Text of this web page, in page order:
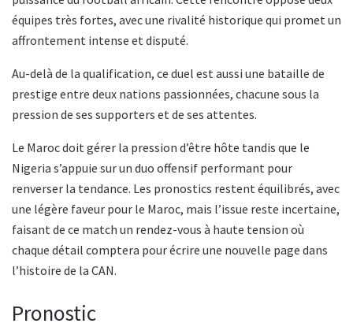
équipes très fortes, avec une rivalité historique qui promet un
affrontement intense et disputé.
Au-delà de la qualification, ce duel est aussi une bataille de
prestige entre deux nations passionnées, chacune sous la
pression de ses supporters et de ses attentes.
Le Maroc doit gérer la pression d’être hôte tandis que le
Nigeria s’appuie sur un duo offensif performant pour
renverser la tendance. Les pronostics restent équilibrés, avec
une légère faveur pour le Maroc, mais l’issue reste incertaine,
faisant de ce match un rendez-vous à haute tension où
chaque détail comptera pour écrire une nouvelle page dans
l’histoire de la CAN.
Pronostic